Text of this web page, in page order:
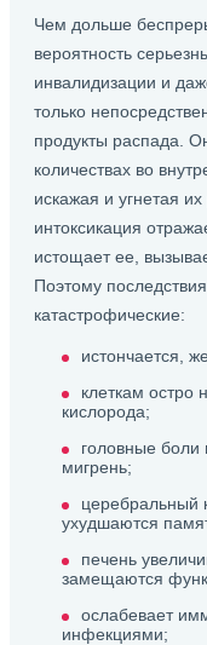
Чем дольше
вероятность
инвалидизации и
только
продукты распада.
количествах во
искажая и угнетая
интоксикация
истощает ее,
Поэтому
катастрофические:
истончается,
клеткам остро
кислорода;
головные боли
мигрень;
церебральный
ухудшаются
печень
замещаются
ослабевает
инфекциями;